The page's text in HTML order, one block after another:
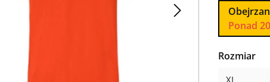
Ponad 20
Wybierz
Rozmiar